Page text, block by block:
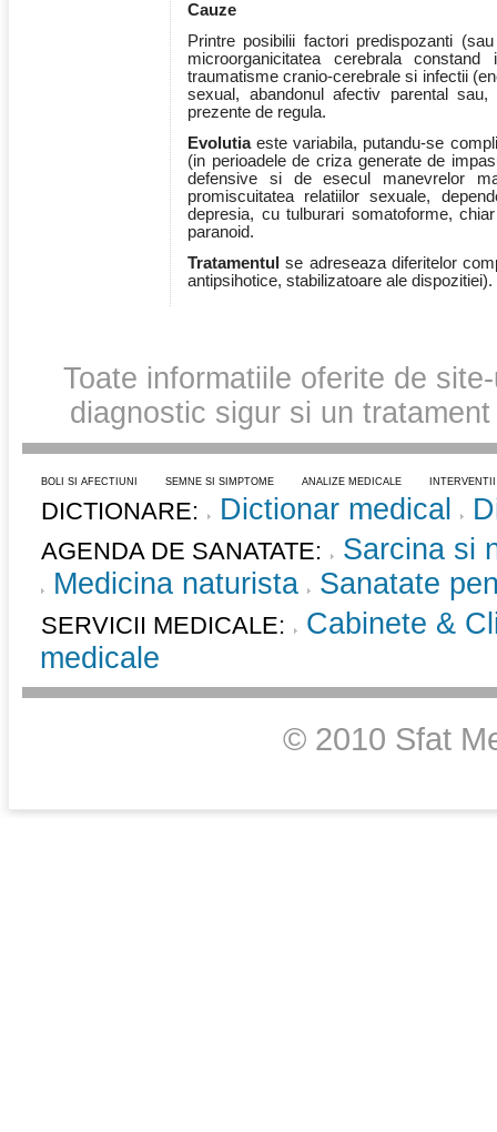
Cauze
Printre posibilii factori predispozanti
microorganicitatea cerebrala
traumatisme cranio-cerebrale si infectii
sexual, abandonul afectiv parental
prezente de regula.
Evolutiaeste variabila, putandu-se
(in perioadele de criza generate de
defensive si de esecul manevrelor
promiscuitatea relatiilor sexuale,
depresia, cu tulburari somatoforme,
paranoid.
Tratamentulse adreseaza diferitelor
antipsihotice, stabilizatoare ale dispozitiei).
Toate informatiile oferite de
diagnostic sigur si un
BOLI SI AFECTIUNI SEMNE SI SIMPTOME ANALIZE MEDICALE
DICTIONARE: Dictionar medical
AGENDA DE SANATATE:
Sarcina si
Medicina naturista
Sanatate
SERVICII MEDICALE:
Cabinete &
medicale
© 2010 Sfat